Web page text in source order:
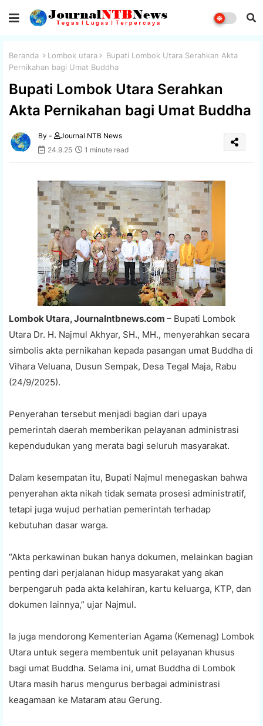
Beranda Lombok utara
Bupati Lombok Utara Serahkan Akta
Pernikahan bagi Umat Buddha
Bupati Lombok Utara Serahkan
Akta Pernikahan bagi Umat Buddha
By -
Journal NTB News
24.9.25
1 minute read
Lombok Utara, Journalntbnews.com – Bupati Lombok
Utara Dr. H. Najmul Akhyar, SH., MH., menyerahkan secara
simbolis akta pernikahan kepada pasangan umat Buddha di
Vihara Veluana, Dusun Sempak, Desa Tegal Maja, Rabu
(24/9/2025).
Penyerahan tersebut menjadi bagian dari upaya
pemerintah daerah memberikan pelayanan administrasi
kependudukan yang merata bagi seluruh masyarakat.
Dalam kesempatan itu, Bupati Najmul menegaskan bahwa
penyerahan akta nikah tidak semata prosesi administratif,
tetapi juga wujud perhatian pemerintah terhadap
kebutuhan dasar warga.
“Akta perkawinan bukan hanya dokumen, melainkan bagian
penting dari perjalanan hidup masyarakat yang akan
berpengaruh pada akta kelahiran, kartu keluarga, KTP, dan
dokumen lainnya,” ujar Najmul.
Ia juga mendorong Kementerian Agama (Kemenag) Lombok
Utara untuk segera membentuk unit pelayanan khusus
bagi umat Buddha. Selama ini, umat Buddha di Lombok
Utara masih harus mengurus berbagai administrasi
keagamaan ke Mataram atau Gerung.